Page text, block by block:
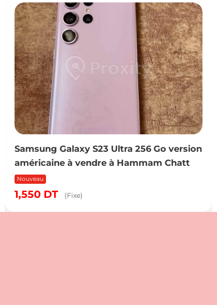
Samsung Galaxy S23 Ultra 256 Go version
américaine à vendre à Hammam Chatt
Nouveau
1,550 DT (Fixe)